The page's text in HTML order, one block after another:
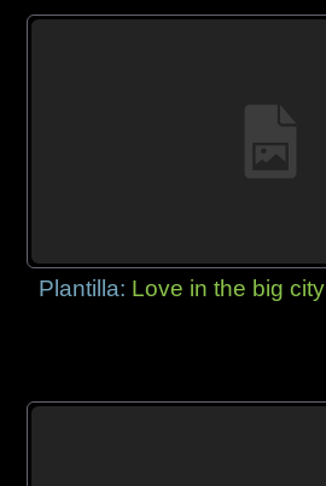
Plantilla: Love in the big city